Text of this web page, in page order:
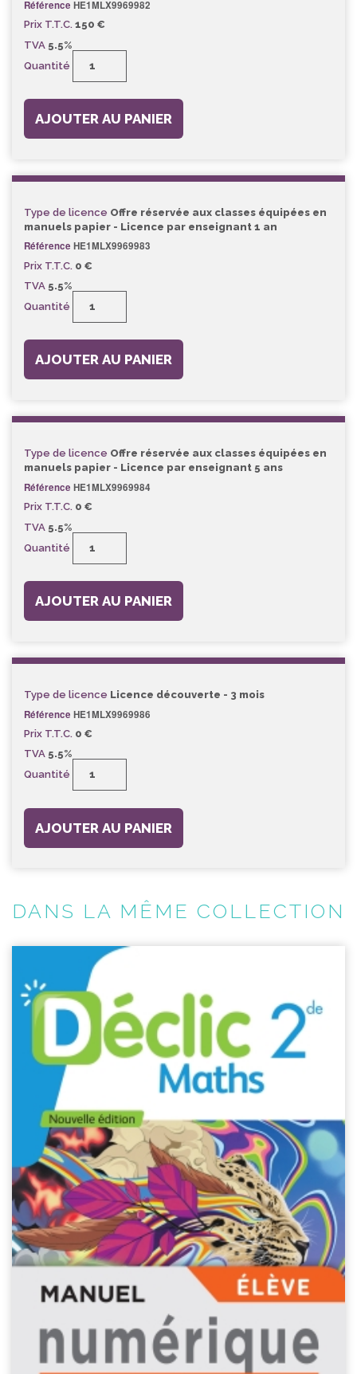
Référence HE1MLX9969982
Prix T.T.C. 150 €
TVA 5.5%
Quantité
AJOUTER AU PANIER
Type de licence Offre réservée aux classes équipées en
manuels papier - Licence par enseignant 1 an
Référence HE1MLX9969983
Prix T.T.C. 0 €
TVA 5.5%
Quantité
AJOUTER AU PANIER
Type de licence Offre réservée aux classes équipées en
manuels papier - Licence par enseignant 5 ans
Référence HE1MLX9969984
Prix T.T.C. 0 €
TVA 5.5%
Quantité
AJOUTER AU PANIER
Type de licence Licence découverte - 3 mois
Référence HE1MLX9969986
Prix T.T.C. 0 €
TVA 5.5%
Quantité
AJOUTER AU PANIER
DANS LA MÊME COLLECTION